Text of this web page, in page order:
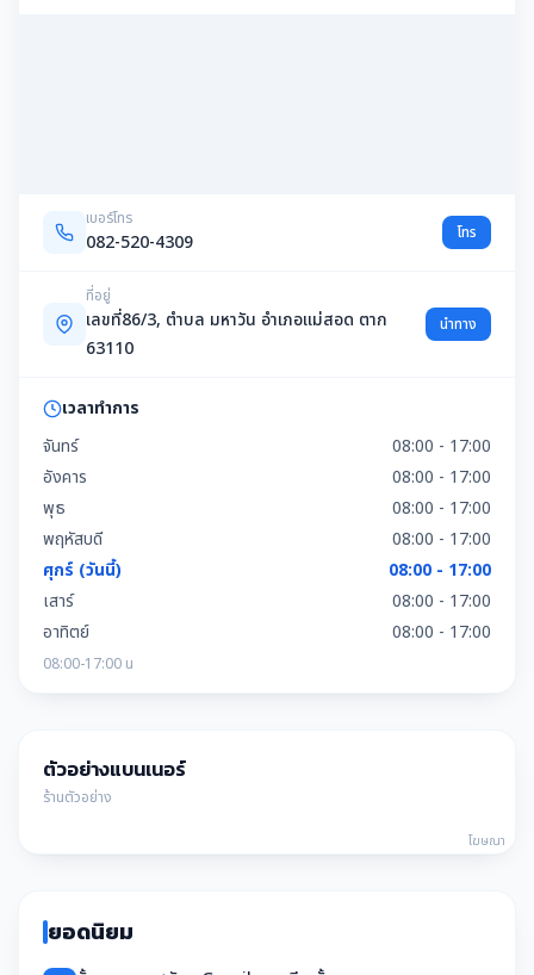
เบอร์โทร
082-520-4309 โทร
ที่อยู่
เลขที่86/3, ตำบล มหาวัน อำเภอแม่สอด ตาก
63110
นำทาง
เวลาทำการ
จันทร์
08:00 - 17:00
อังคาร
08:00 - 17:00
พุธ
08:00 - 17:00
พฤหัสบดี
08:00 - 17:00
ศุกร์ (วันนี้)
08:00 - 17:00
เสาร์
08:00 - 17:00
อาทิตย์
08:00 - 17:00
08:00-17:00 น
ตัวอย่างแบนเนอร์
ร้านตัวอย่าง
โฆษณา
ยอดนิยม